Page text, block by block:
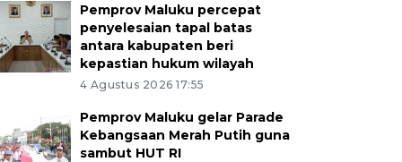
Pemprov Maluku percepat
penyelesaian tapal batas
antara kabupaten beri
kepastian hukum wilayah
4 Agustus 2026 17:55
Pemprov Maluku gelar Parade
Kebangsaan Merah Putih guna
sambut HUT RI